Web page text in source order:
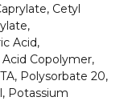
Cetyl
Acid,
Copolymer,
Polysorbate 20,
Potassium